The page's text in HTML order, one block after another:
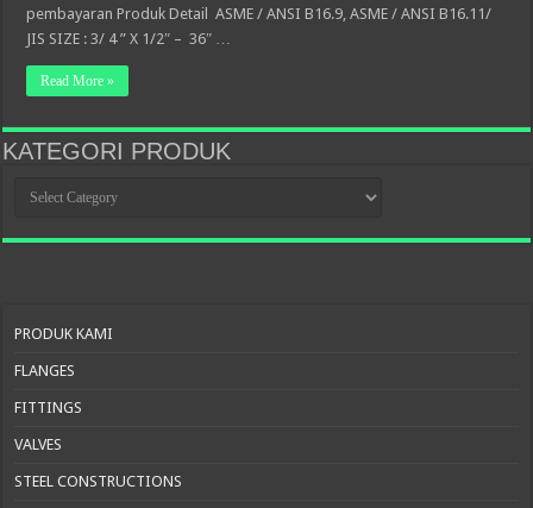
pembayaran Produk Detail ASME / ANSI B16.9, ASME / ANSI B16.11/
JIS SIZE : 3/ 4 ” X 1/2″ – 36″ …
Read More »
KATEGORI PRODUK
PRODUK
PRODUK KAMI
FLANGES
FITTINGS
VALVES
STEEL CONSTRUCTIONS